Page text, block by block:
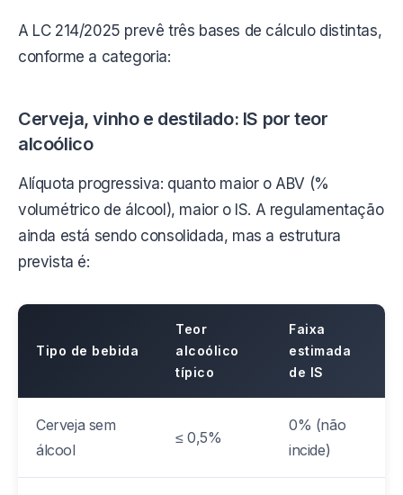
A LC 214/2025 prevê três bases de cálculo distintas,
conforme a categoria:
Cerveja, vinho e destilado: IS por teor
alcoólico
Alíquota progressiva: quanto maior o ABV (%
volumétrico de álcool), maior o IS. A regulamentação
ainda está sendo consolidada, mas a estrutura
prevista é:
Tipo de bebida
Teor
alcoólico
típico
Faixa
estimada
de IS
Cerveja sem
álcool
≤ 0,5%
0% (não
incide)